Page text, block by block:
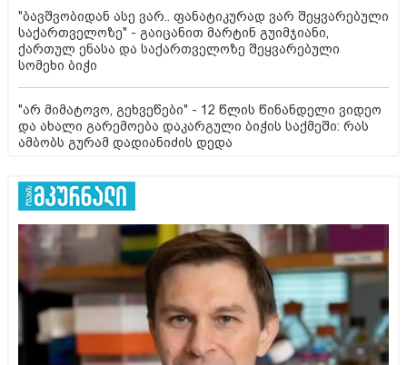
"ბავშვობიდან ასე ვარ.. ფანატიკურად ვარ შეყვარებული
საქართველოზე" - გაიცანით მარტინ გუიმჯიანი,
ქართულ ენასა და საქართველოზე შეყვარებული
სომეხი ბიჭი
"არ მიმატოვო, გეხვეწები" - 12 წლის წინანდელი ვიდეო
და ახალი გარემოება დაკარგული ბიჭის საქმეში: რას
ამბობს გურამ დადიანიძის დედა